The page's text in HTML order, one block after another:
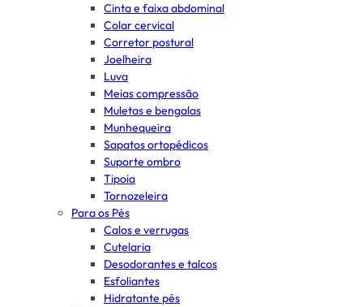
Cinta e faixa abdominal
Colar cervical
Corretor postural
Joelheira
Luva
Meias compressão
Muletas e bengalas
Munhequeira
Sapatos ortopédicos
Suporte ombro
Tipoia
Tornozeleira
Para os Pés
Calos e verrugas
Cutelaria
Desodorantes e talcos
Esfoliantes
Hidratante pés